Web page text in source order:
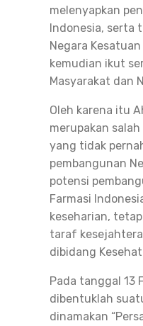
melenyapkan
Indonesia, serta
Negara
kemudian ikut
Masyarakat dan
Oleh karena itu
merupakan
yang tidak
pembangunan
potensi
Farmasi
keseharian,
taraf
dibidang
Pada tanggal 13
dibentuklah
dinamakan